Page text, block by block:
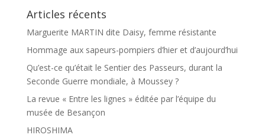
Articles récents
Marguerite MARTIN dite Daisy, femme résistante
Hommage aux sapeurs-pompiers d’hier et d’aujourd’hui
Qu’est-ce qu’était le Sentier des Passeurs, durant la
Seconde Guerre mondiale, à Moussey ?
La revue « Entre les lignes » éditée par l’équipe du
musée de Besançon
HIROSHIMA